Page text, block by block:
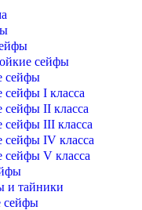
сейфы
сейфы
сейфы I класса
сейфы II класса
сейфы III класса
сейфы IV класса
сейфы V класса
и тайники
сейфы